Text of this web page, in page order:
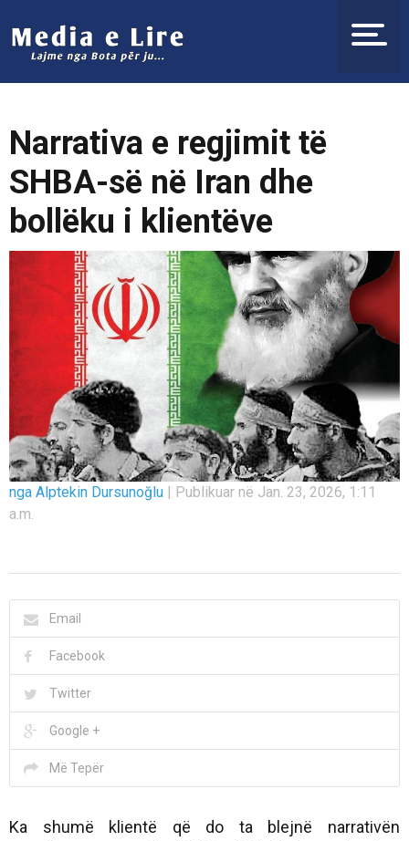
Narrativa e regjimit të
SHBA-së në Iran dhe
bollëku i klientëve
nga Alptekin Dursunoğlu | Publikuar në Jan. 23, 2026, 1:11
a.m.
Email
Facebook
Twitter
Google +
Më Tepër
Ka shumë klientë që do ta blejnë narrativën